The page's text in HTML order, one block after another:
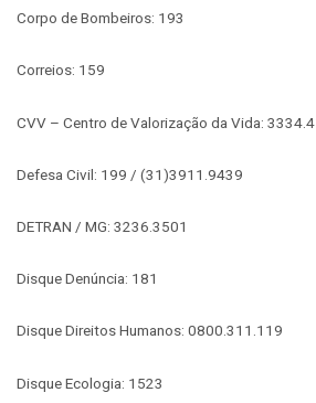
Corpo de Bombeiros: 193
Correios: 159
CVV – Centro de Valorização da Vida:
Defesa Civil: 199 / (31)3911.9439
DETRAN / MG: 3236.3501
Disque Denúncia: 181
Disque Direitos Humanos: 0800.311.119
Disque Ecologia: 1523